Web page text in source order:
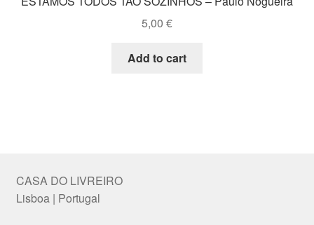
5,00 €
Add to cart
CASA DO LIVREIRO
Lisboa | Portugal